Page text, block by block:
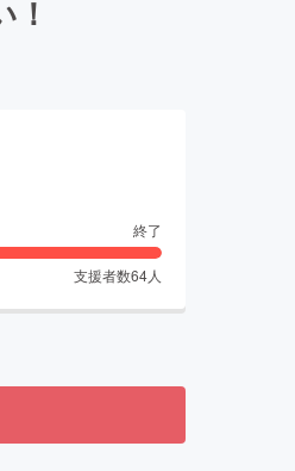
終了
支援者数64人